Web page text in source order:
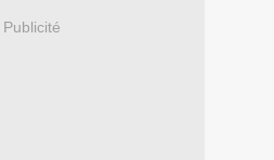
Publicité